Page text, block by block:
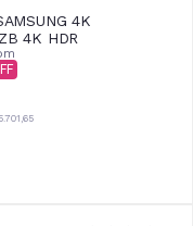
4K
4K HDR